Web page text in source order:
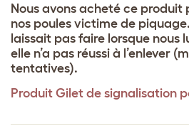
Nous avons acheté ce produit
nos poules victime de
laissait pas faire lorsque nous
elle n’a pas réussi à l’enlever
tentatives).
Produit Gilet de signalisation